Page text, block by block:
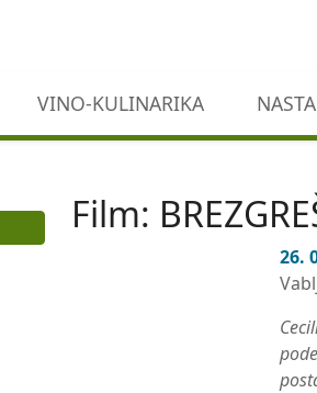
VINO-KULINARIKA
Film:
26.